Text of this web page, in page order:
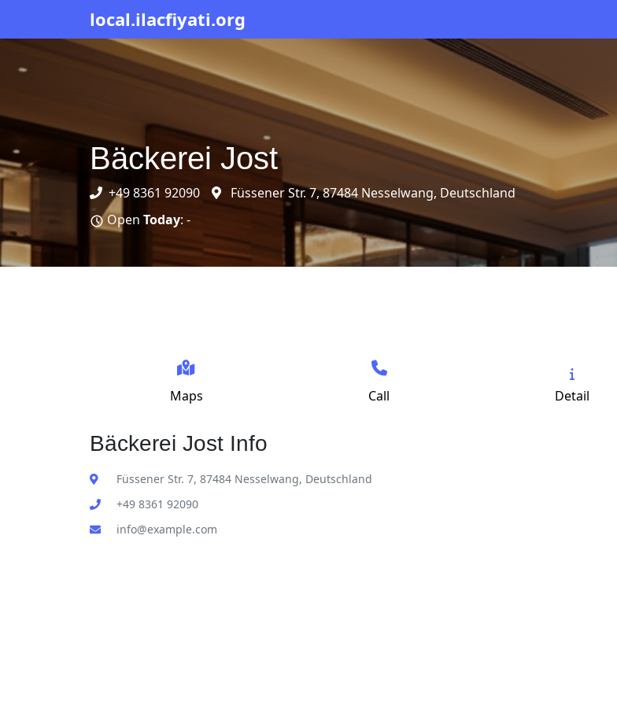
local.ilacfiyati.org
Bäckerei Jost
+49 8361 92090
Füssener Str. 7, 87484 Nesselwang, Deutschland
Open Today: -
Maps Call Detail
Bäckerei Jost Info
Füssener Str. 7, 87484 Nesselwang, Deutschland
+49 8361 92090
info@example.com